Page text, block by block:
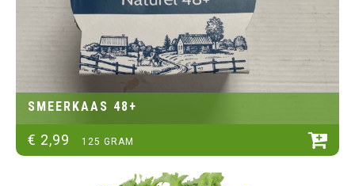
SMEERKAAS 48+
€ 2,99 125 GRAM